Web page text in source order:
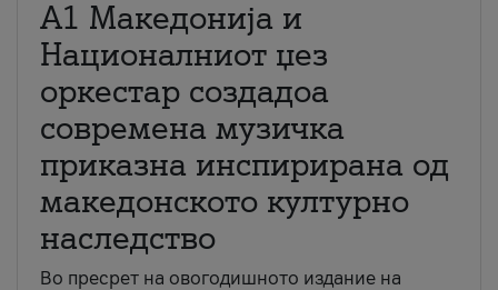
А1 Македонија и
Националниот џез
оркестар создадоа
современа музичка
приказна инспирирана од
македонското културно
наследство
Во пресрет на овогодишното издание на